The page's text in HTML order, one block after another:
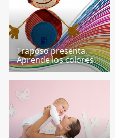
Traposo presenta.
Aprende los colores